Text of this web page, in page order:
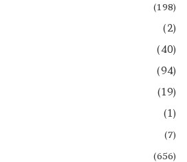
(198)
(2)
(40)
(94)
(19)
(1)
(7)
(656)